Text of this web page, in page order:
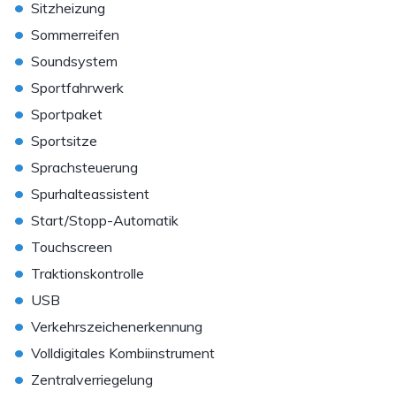
• Sitzheizung
• Sommerreifen
• Soundsystem
• Sportfahrwerk
• Sportpaket
• Sportsitze
• Sprachsteuerung
• Spurhalteassistent
• Start/Stopp-Automatik
• Touchscreen
• Traktionskontrolle
• USB
• Verkehrszeichenerkennung
• Volldigitales Kombiinstrument
• Zentralverriegelung